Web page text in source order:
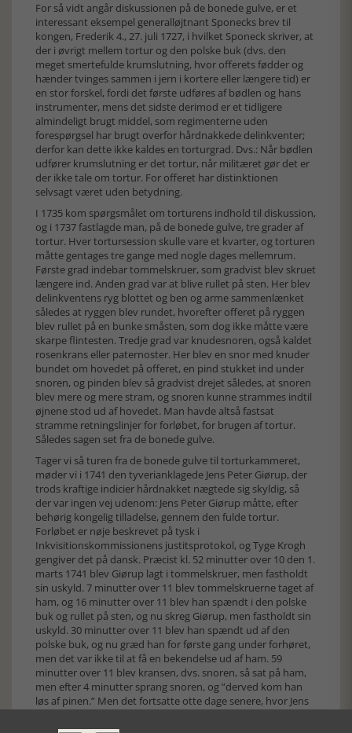
For så vidt angår diskussionen på de bonede gulve, er et
interessant eksempel generalløjtnant Sponecks brev til
kongen, Frederik 4., 27. juli 1727, i hvilket Sponeck skriver, at
der i øvrigt mellem tortur og den polske buk (dvs. den
meget smertefulde krumslutning, hvor offerets fødder og
hænder tvinges sammen i jern i kortere eller længere tid) er
en stor forskel, fordi det første udføres af bødlen og hans
instrumenter, mens det sidste derimod er et tidligere
almindeligt brugt middel, som regimenterne uden
forespørgsel har brugt overfor hårdnakkede delinkventer;
derfor kan dette ikke kaldes en torturgrad. Dvs.: Når bødlen
udfører krumslutning er det tortur, når militæret gør det er
der ikke tale om tortur. For offeret har distinktionen
selvsagt været uden betydning.
I 1735 kom spørgsmålet om torturens indhold til diskussion,
og i 1737 fastlagde man, på de bonede gulve, tre grader af
tortur. Hver tortursession skulle vare et kvarter, og torturen
måtte gentages tre gange med nogle dages mellemrum.
Første grad indebar tommelskruer, som gradvist blev skruet
længere ind. Anden grad var at blive rullet på sten. Her blev
delinkventens ryg blottet og ben og arme sammenlænket
således at ryggen blev rundet, hvorefter offeret på ryggen
blev rullet på en bunke småsten, som dog ikke måtte være
skarpe flintesten. Tredje grad var knudesnoren, også kaldet
rosenkrans eller paternoster. Her blev en snor med knuder
bundet om hovedet på offeret, en pind stukket ind under
snoren, og pinden blev så gradvist drejet således, at snoren
blev mere og mere stram, og snoren kunne strammes indtil
øjnene stod ud af hovedet. Man havde altså fastsat
stramme retningslinjer for forløbet, for brugen af tortur.
Således sagen set fra de bonede gulve.
Tager vi så turen fra de bonede gulve til torturkammeret,
møder vi i 1741 den tyverianklagede Jens Peter Giørup, der
trods kraftige indicier hårdnakket nægtede sig skyldig, så
der var ingen vej udenom: Jens Peter Giørup måtte, efter
behørig kongelig tilladelse, gennem den fulde tortur.
Forløbet er nøje beskrevet på tysk i
Inkvisitionskommissionens justitsprotokol, og Tyge Krogh
gengiver det på dansk. Præcist kl. 52 minutter over 10 den 1.
marts 1741 blev Giørup lagt i tommelskruer, men fastholdt
sin uskyld. 7 minutter over 11 blev tommelskruerne taget af
ham, og 16 minutter over 11 blev han spændt i den polske
buk og rullet på sten, og nu skreg Giørup, men fastholdt sin
uskyld. 30 minutter over 11 blev han spændt ud af den
polske buk, og nu græd han for første gang under forhøret,
men det var ikke til at få en bekendelse ud af ham. 59
minutter over 11 blev kransen, dvs. snoren, så sat på ham,
men efter 4 minutter sprang snoren, og ”derved kom han
løs af pinen.” Men det fortsatte otte dage senere, hvor Jens
fastholdt sin uskyld, men i forsøg på at slippe ud af